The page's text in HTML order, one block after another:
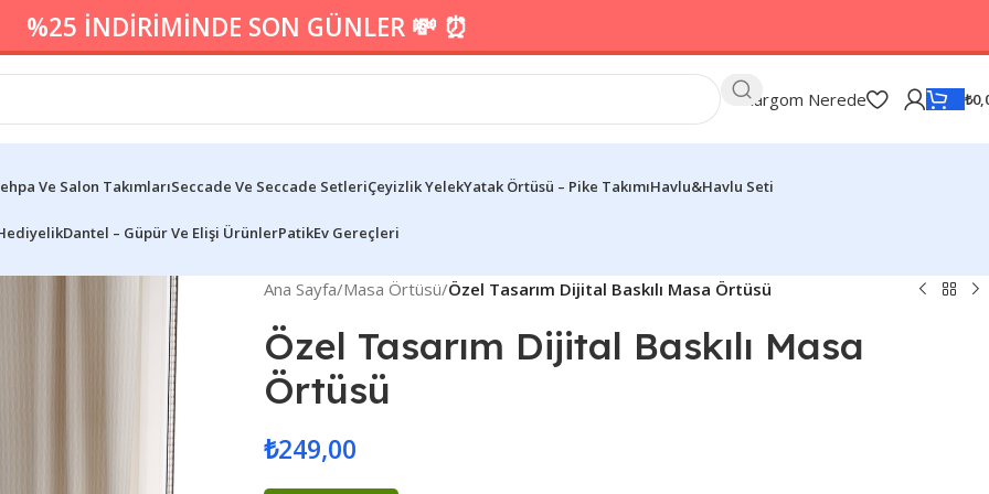
%25 İNDİRİMİNDE SON GÜNLER 💸 ⏰
Kargom Nerede ₺
Ve Salon TakımlarıSeccade Ve Seccade SetleriÇeyizlik YelekYatak Örtüsü – Pike TakımıHavlu&Havlu Seti
Dantel – Güpür Ve Elişi ÜrünlerPatikEv Gereçleri
Ana Sayfa/Masa Örtüsü/Özel Tasarım Dijital Baskılı Masa Örtüsü
Özel Tasarım Dijital Baskılı Masa
Örtüsü
₺249,00